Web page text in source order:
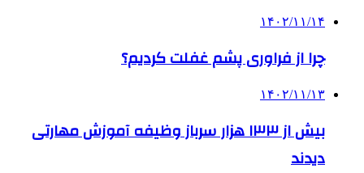
۱۴۰۲/۱۱/۱۴
چرا از فراوری پشم غفلت کردیم؟
۱۴۰۲/۱۱/۱۳
بیش از ۱۳۳ هزار سرباز وظیفه آموزش مهارتی
دیدند